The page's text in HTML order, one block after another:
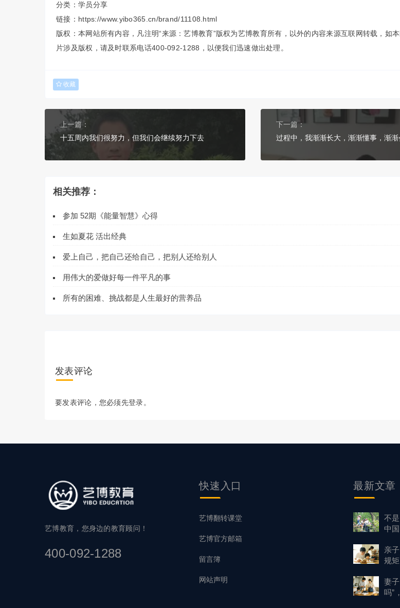
分类： 学员分享
链接：https://www.yibo365.cn/brand/11108.html
版权：本网站所有内容，凡注明“来源：艺博教育”版权为艺博教育所有，以外的内容来源互联网转载，如
片涉及版权，请及时联系电话400-092-1288，以便我们迅速做出处理。
收藏
上一篇：
十五周内我们很努力，但我们会继续努力下去
下一篇：
过程中，我渐渐长大，渐渐懂事，渐渐
相关推荐：
参加 52期《能量智慧》心得
生如夏花 活出经典
爱上自己，把自己还给自己，把别人还给别人
用伟大的爱做好每一件平凡的事
所有的困难、挑战都是人生最好的营养品
发表评论
要发表评论，您必须先登录。
艺博教育，您身边的教育顾问！
400-092-1288
快速入口
艺博翻转课堂
艺博官方邮箱
留言簿
网站声明
最新文章
不
中
亲
规
妻
吗”